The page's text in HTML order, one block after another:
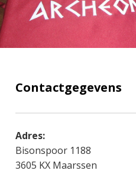
Contactgegevens
Adres:
Bisonspoor 1188
3605 KX Maarssen